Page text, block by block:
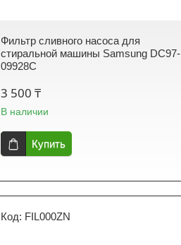
Фильтр сливного насоса для
стиральной машины Samsung DC97-
09928C
3 500 ₸
В наличии
Купить
FIL000ZN